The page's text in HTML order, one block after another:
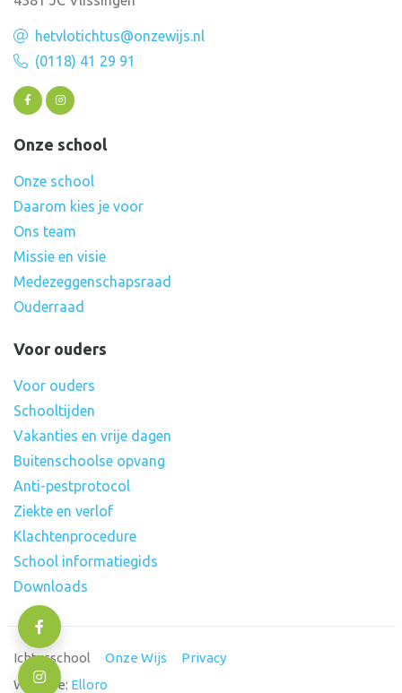
hetvlotichtus@onzewijs.nl
(0118) 41 29 91
Onze school
Onze school
Daarom kies je voor
Ons team
Missie en visie
Medezeggenschapsraad
Ouderraad
Voor ouders
Voor ouders
Schooltijden
Vakanties en vrije dagen
Buitenschoolse opvang
Anti-pestprotocol
Ziekte en verlof
Klachtenprocedure
School informatiegids
Downloads
Ichtusschool Onze Wijs
Privacy
Website: Elloro